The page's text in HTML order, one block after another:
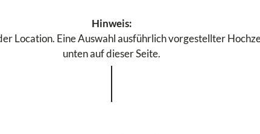
Hinweis:
Location. Eine Auswahl ausführlich vorgestellter
unten auf dieser Seite.